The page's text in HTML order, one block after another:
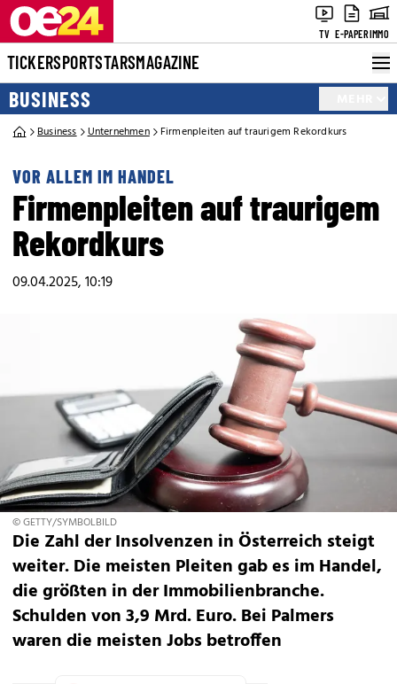
TV E-PAPERIMMO
TICKERSPORTSTARSMAGAZINE
BUSINESS
Business Unternehmen Firmenpleiten auf traurigem Rekordkurs
VOR ALLEM IM HANDEL
Firmenpleiten auf traurigem
Rekordkurs
09.04.2025, 10:19
© GETTY/SYMBOLBILD
Die Zahl der Insolvenzen in Österreich steigt
weiter. Die meisten Pleiten gab es im Handel,
die größten in der Immobilienbranche.
Schulden von 3,9 Mrd. Euro. Bei Palmers
waren die meisten Jobs betroffen